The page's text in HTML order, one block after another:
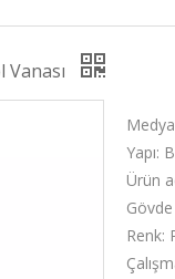
Yapı:
Ürün
Renk: